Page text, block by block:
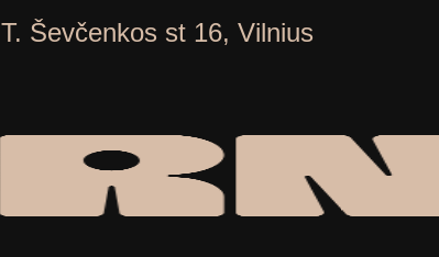
T. Ševčenkos st 16, Vilnius